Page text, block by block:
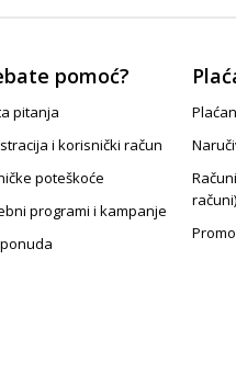
pomoć?
pitanja
i korisnički račun
poteškoće
programi i kampanje
računi)